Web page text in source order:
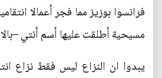
فرانسوا بوزيز مما فجر أعمالا
مسيحية أطلقت عليها أسم أنتي
يبدوا ان النزاع ليس فقط نزاع